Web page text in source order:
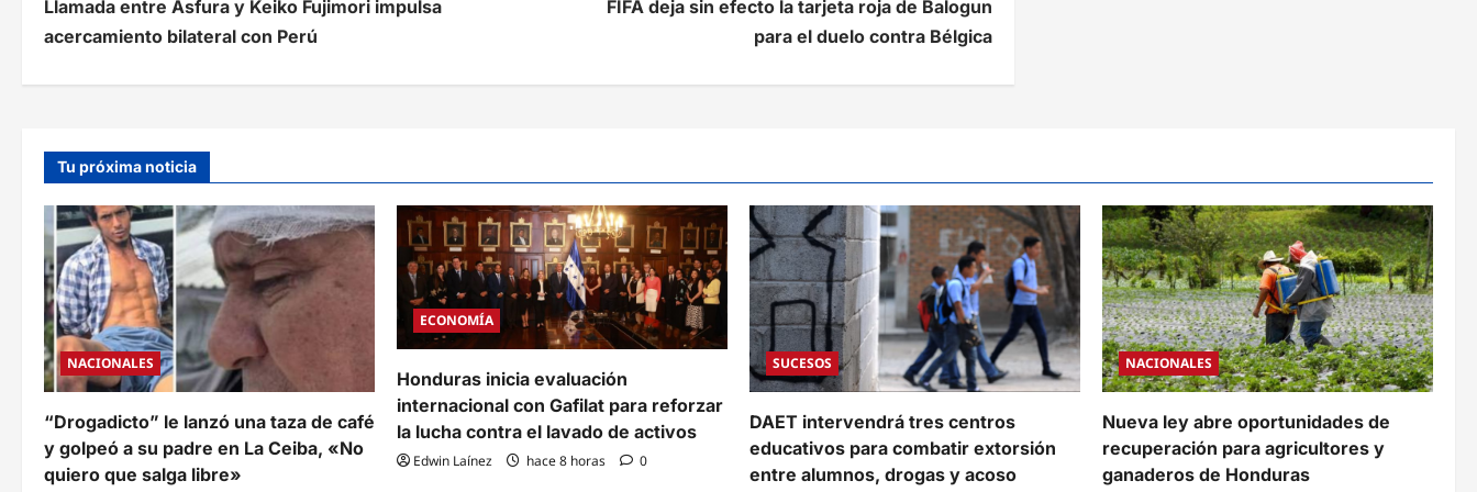
a
a
c
i
ó
n
d
e
e
Llamada entre Asfura y Keiko Fujimori impulsa
acercamiento bilateral con Perú
FIFA deja sin efecto la tarjeta roja de Balogun
para el duelo contra Bélgica
Tu próxima noticia
NACIONALES
“Drogadicto” le lanzó una taza de café
y golpeó a su padre en La Ceiba, «No
quiero que salga libre»
ECONOMÍA
Honduras inicia evaluación
internacional con Gafilat para reforzar
la lucha contra el lavado de activos
Edwin Laínez hace 8 horas 0
SUCESOS
DAET intervendrá tres centros
educativos para combatir extorsión
entre alumnos, drogas y acoso
NACIONALES
Nueva ley abre oportunidades de
recuperación para agricultores y
ganaderos de Honduras